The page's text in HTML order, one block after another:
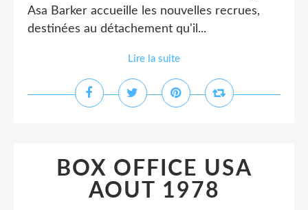
Asa Barker accueille les nouvelles recrues,
destinées au détachement qu'il...
Lire la suite
BOX OFFICE USA
AOUT 1978